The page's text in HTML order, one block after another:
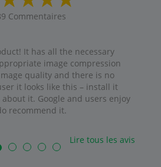
Commentaires
It has all the necessary
image compression
quality and there is no
it looks like this – install it
it. Google and users enjoy
recommend it.
Lire tous les avis